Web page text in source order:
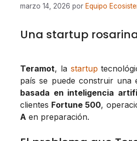
marzo 14, 2026 por Equipo
Una startup
Teramot, la startup
país se puede construir una
basada en inteligencia
clientes Fortune 500,
A en preparación.